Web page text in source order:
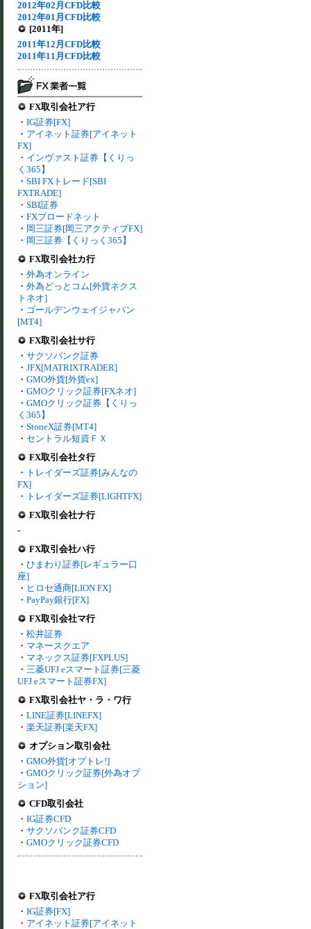
2012年02月CFD比較
2012年01月CFD比較
[2011年]
2011年12月CFD比較
2011年11月CFD比較
FX取引会社ア行
・ IG証券[FX]
・ アイネット証券[アイネット
FX]
・ インヴァスト証券【くりっ
く365】
・ SBI FXトレード[SBI
FXTRADE]
・ SBI証券
・ FXブロードネット
・ 岡三証券[岡三アクティブFX]
・ 岡三証券【くりっく365】
FX取引会社カ行
・ 外為オンライン
・ 外為どっとコム[外貨ネクス
トネオ]
・ ゴールデンウェイジャパン
[MT4]
FX取引会社サ行
・ サクソバンク証券
・ JFX[MATRIXTRADER]
・ GMO外貨[外貨ex]
・ GMOクリック証券[FXネオ]
・ GMOクリック証券【くりっ
く365】
・ StoneX証券[MT4]
・ セントラル短資ＦＸ
FX取引会社タ行
・ トレイダーズ証券[みんなの
FX]
・ トレイダーズ証券[LIGHTFX]
FX取引会社ナ行
-
FX取引会社ハ行
・ ひまわり証券[レギュラー口
座]
・ ヒロセ通商[LION FX]
・ PayPay銀行[FX]
FX取引会社マ行
・ 松井証券
・ マネースクエア
・ マネックス証券[FXPLUS]
・ 三菱UFJ eスマート証券[三菱
UFJ eスマート証券FX]
FX取引会社ヤ・ラ・ワ行
・ LINE証券[LINEFX]
・ 楽天証券[楽天FX]
オプション取引会社
・ GMO外貨[オプトレ!]
・ GMOクリック証券[外為オプ
ション]
CFD取引会社
・ IG証券CFD
・ サクソバンク証券CFD
・ GMOクリック証券CFD
FX取引会社ア行
・ IG証券[FX]
・ アイネット証券[アイネット